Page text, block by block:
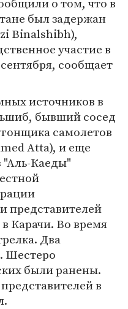
был задержан
Binalshibh),
участие в
сообщает
источников в
бывший сосед
самолетов
Atta), и еще
"Аль-Каеды"
представителей
Карачи. Во время
Два
Шестеро
были ранены.
в